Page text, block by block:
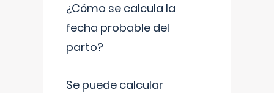
¿Cómo se calcula la
fecha probable del
parto?
Se puede calcular